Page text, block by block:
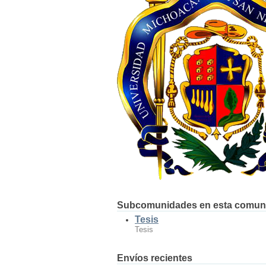
Subcomunidades en esta
Tesis
Tesis
Envíos recientes